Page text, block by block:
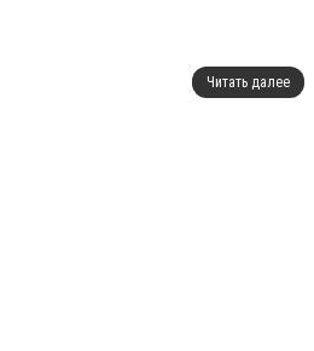
Читать далее